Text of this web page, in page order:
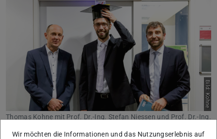
Bild: Kohne
Thomas Kohne mit Prof. Dr.-Ing. Stefan Niessen und Prof. Dr.-Ing.
Wir möchten die Informationen und das Nutzungserlebnis auf